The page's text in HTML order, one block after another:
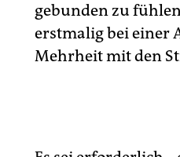
gebunden zu
erstmalig bei einer
Mehrheit mit den